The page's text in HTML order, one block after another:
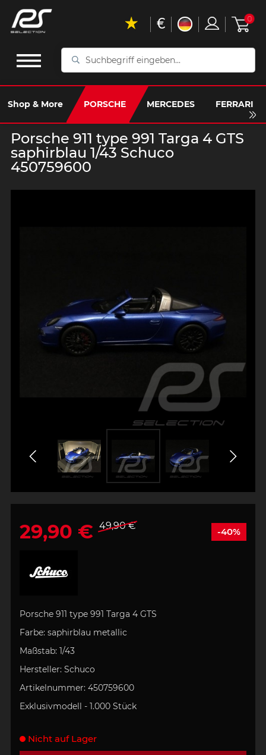
Suchbegriff
Shop & More PORSCHE MERCEDES FERRARI
€ 0
Porsche 911 type 991 Targa 4 GTS
saphirblau 1/43 Schuco
450759600
29,90 € 49,90 € -40%
Porsche 911 type 991 Targa 4 GTS
Farbe: saphirblau metallic
Maßstab: 1/43
Hersteller: Schuco
Artikelnummer: 450759600
Exklusivmodell - 1.000 Stück
Nicht auf Lager